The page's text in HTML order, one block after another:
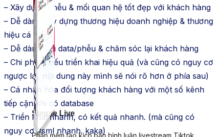
Simple Live
Phần mềm tạo kịch bản bình luận livestream Tiktok
– Xây dựng phễu & mối quan hệ tốt đẹp với khách hàng
– Dễ dàng xây dựng thương hiệu doanh nghiệp & thương
hiệu cá nhân
– Dễ dàng thu data/phễu & chăm sóc lại khách hàng
– Chi phí rẻ nếu triển khai hiệu quả (và cũng có nguy cơ
ngược lại, nội dung này mình sẽ nói rõ hơn ở phía sau)
– Cá nhân hóa đối tượng khách hàng với một số kênh
tiếp cận khi có database
– Triển khai nhanh, có kết quả nhanh. (mà cũng có
nguy cơ #sml nhanh. kaka)